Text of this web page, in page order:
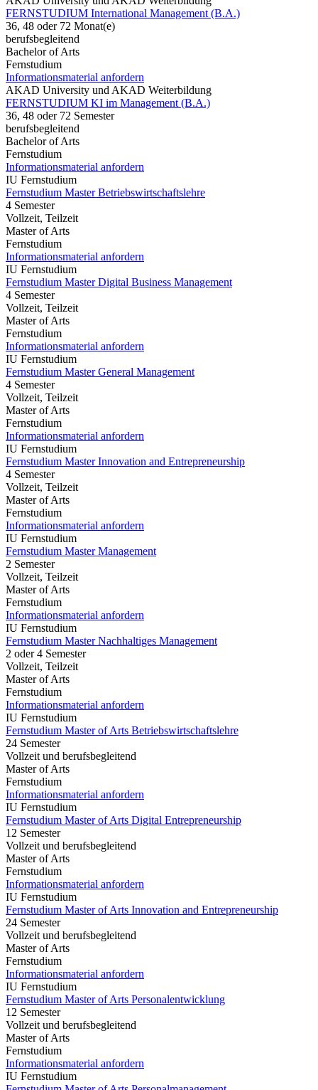
FERNSTUDIUM International Management (B.A.)
36, 48 oder 72 Monat(e)
berufsbegleitend
Bachelor of Arts
Fernstudium
Informationsmaterial anfordern
AKAD University und AKAD Weiterbildung
FERNSTUDIUM KI im Management (B.A.)
36, 48 oder 72 Semester
berufsbegleitend
Bachelor of Arts
Fernstudium
Informationsmaterial anfordern
IU Fernstudium
Fernstudium Master Betriebswirtschaftslehre
4 Semester
Vollzeit, Teilzeit
Master of Arts
Fernstudium
Informationsmaterial anfordern
IU Fernstudium
Fernstudium Master Digital Business Management
4 Semester
Vollzeit, Teilzeit
Master of Arts
Fernstudium
Informationsmaterial anfordern
IU Fernstudium
Fernstudium Master General Management
4 Semester
Vollzeit, Teilzeit
Master of Arts
Fernstudium
Informationsmaterial anfordern
IU Fernstudium
Fernstudium Master Innovation and Entrepreneurship
4 Semester
Vollzeit, Teilzeit
Master of Arts
Fernstudium
Informationsmaterial anfordern
IU Fernstudium
Fernstudium Master Management
2 Semester
Vollzeit, Teilzeit
Master of Arts
Fernstudium
Informationsmaterial anfordern
IU Fernstudium
Fernstudium Master Nachhaltiges Management
2 oder 4 Semester
Vollzeit, Teilzeit
Master of Arts
Fernstudium
Informationsmaterial anfordern
IU Fernstudium
Fernstudium Master of Arts Betriebswirtschaftslehre
24 Semester
Vollzeit und berufsbegleitend
Master of Arts
Fernstudium
Informationsmaterial anfordern
IU Fernstudium
Fernstudium Master of Arts Digital Entrepreneurship
12 Semester
Vollzeit und berufsbegleitend
Master of Arts
Fernstudium
Informationsmaterial anfordern
IU Fernstudium
Fernstudium Master of Arts Innovation and Entrepreneurship
24 Semester
Vollzeit und berufsbegleitend
Master of Arts
Fernstudium
Informationsmaterial anfordern
IU Fernstudium
Fernstudium Master of Arts Personalentwicklung
12 Semester
Vollzeit und berufsbegleitend
Master of Arts
Fernstudium
Informationsmaterial anfordern
IU Fernstudium